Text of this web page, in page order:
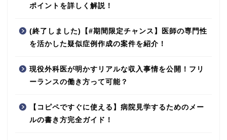
ポイントを詳しく解説！
(終了しました)【#期間限定チャンス】医師の専門性
を活かした疑似症例作成の案件を紹介！
現役外科医が明かすリアルな収入事情を公開！フリ
ーランスの働き方って可能？
【コピペですぐに使える】病院見学するためのメー
ルの書き方完全ガイド！